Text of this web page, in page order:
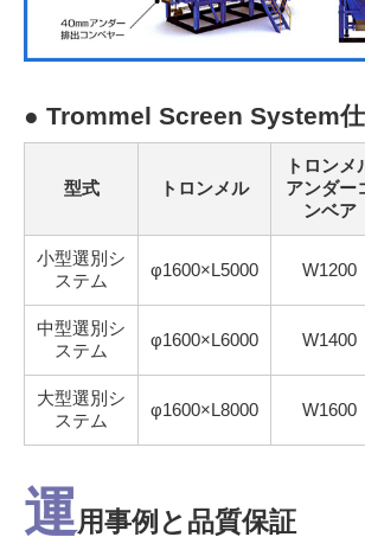
● Trommel Screen System
型式 トロンメル
トロンメ
アンダー
ンベア
小型選別シ
ステム
φ1600×L5000 W1200
中型選別シ
ステム
φ1600×L6000 W1400
大型選別シ
ステム
φ1600×L8000 W1600
運用事例と品質保証